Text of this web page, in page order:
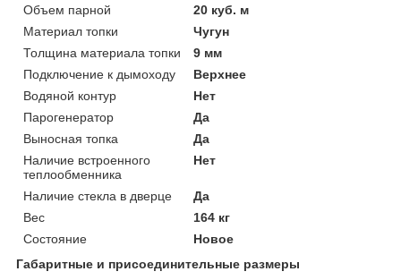
Объем парной
20 куб. м
Материал топки
Чугун
Толщина материала топки
9 мм
Подключение к дымоходу
Верхнее
Водяной контур
Нет
Парогенератор
Да
Выносная топка
Да
Наличие встроенного
теплообменника
Нет
Наличие стекла в дверце
Да
Вес
164 кг
Состояние
Новое
Габаритные и присоединительные размеры